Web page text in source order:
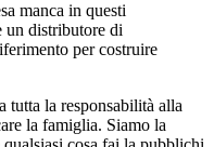
manca in questi
un distributore di
per costruire
tutta la responsabilità alla
la famiglia. Siamo la